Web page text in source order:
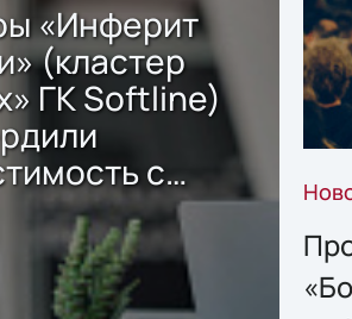
«Инферит
(кластер
ГК Softline)
с
Sharx
2.x для
данных